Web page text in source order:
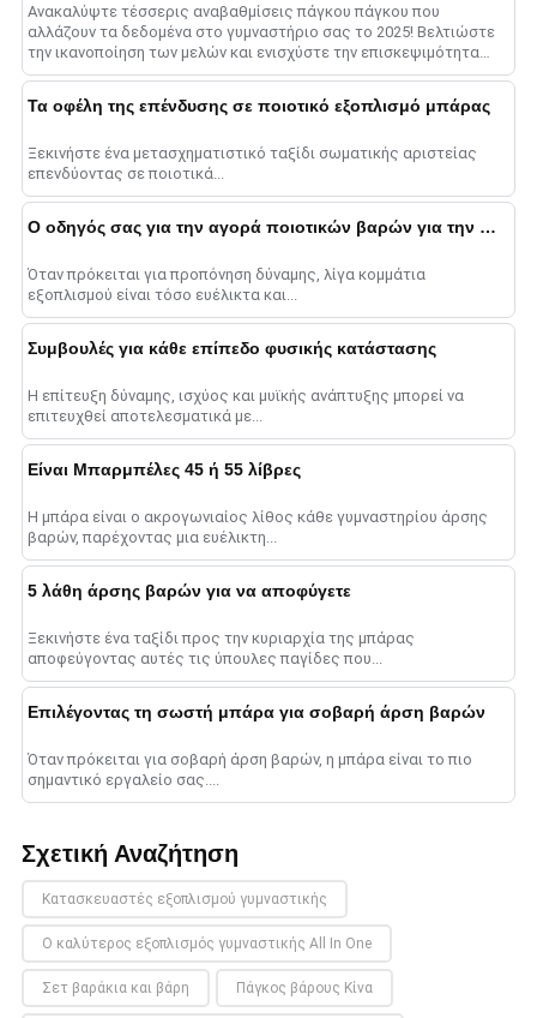
Ανακαλύψτε τέσσερις αναβαθμίσεις πάγκου πάγκου που
αλλάζουν τα δεδομένα στο γυμναστήριο σας το 2025! Βελτιώστε
την ικανοποίηση των μελών και ενισχύστε την επισκεψιμότητα
του γυμναστηρίου επενδύοντας σε έξυπνους πάγκους, high-
Τα οφέλη της επένδυσης σε ποιοτικό εξοπλισμό μπάρας
Ξεκινήστε ένα μετασχηματιστικό ταξίδι σωματικής αριστείας
επενδύοντας σε ποιοτικά...
Ο οδηγός σας για την αγορά ποιοτικών βαρών για την προπόνηση δύναμης
Όταν πρόκειται για προπόνηση δύναμης, λίγα κομμάτια
εξοπλισμού είναι τόσο ευέλικτα και...
Συμβουλές για κάθε επίπεδο φυσικής κατάστασης
Η επίτευξη δύναμης, ισχύος και μυϊκής ανάπτυξης μπορεί να
επιτευχθεί αποτελεσματικά με...
Είναι Μπαρμπέλες 45 ή 55 λίβρες
Η μπάρα είναι ο ακρογωνιαίος λίθος κάθε γυμναστηρίου άρσης
βαρών, παρέχοντας μια ευέλικτη...
5 λάθη άρσης βαρών για να αποφύγετε
Ξεκινήστε ένα ταξίδι προς την κυριαρχία της μπάρας
αποφεύγοντας αυτές τις ύπουλες παγίδες που...
Επιλέγοντας τη σωστή μπάρα για σοβαρή άρση βαρών
Όταν πρόκειται για σοβαρή άρση βαρών, η μπάρα είναι το πιο
σημαντικό εργαλείο σας....
Σχετική Αναζήτηση
Κατασκευαστές εξοπλισμού γυμναστικής
Ο καλύτερος εξοπλισμός γυμναστικής All In One
Σετ βαράκια και βάρη Πάγκος βάρους Κίνα